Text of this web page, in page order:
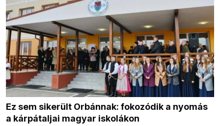
Ez sem sikerült Orbánnak: fokozódik a nyomás
a kárpátaljai magyar iskolákon